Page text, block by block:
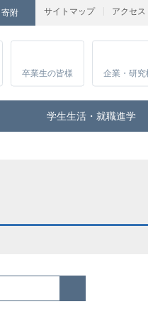
サイトマップ アクセス
寄附
卒業生の皆様 企業・研究
学生生活・就職進学